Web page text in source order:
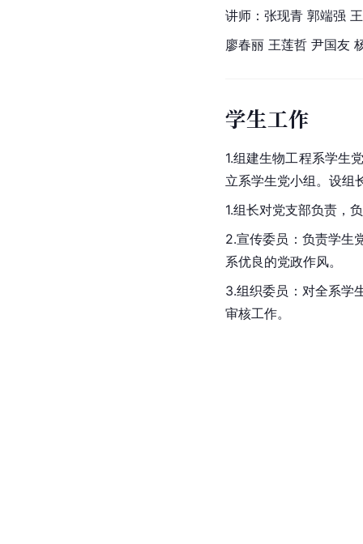
讲师：张现青 郭端强
廖春丽 王莲哲 尹国友
学生工作
1.组建生物工程系学生
立系学生党小组。设组
1.组长对党支部负责，
2.宣传委员：负责学生
系优良的党政作风。
3.组织委员：对全系学
审核工作。